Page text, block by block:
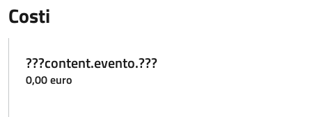
Costi
???content.evento.???
0,00 euro